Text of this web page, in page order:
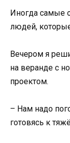
Иногда самые
людей,
Вечером я
на веранде с
проектом.
– Нам надо
готовясь к